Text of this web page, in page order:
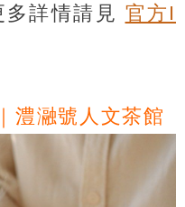
詳情請見 官方I
澧瀜號人文茶館